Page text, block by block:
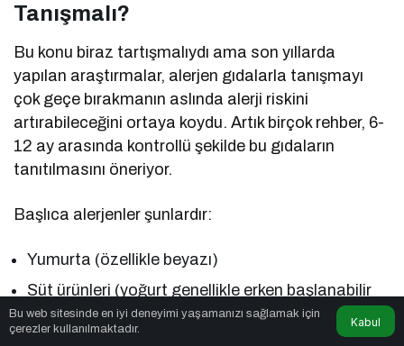
Tanışmalı?
Bu konu biraz tartışmalıydı ama son yıllarda
yapılan araştırmalar, alerjen gıdalarla tanışmayı
çok geçe bırakmanın aslında alerji riskini
artırabileceğini ortaya koydu. Artık birçok rehber, 6-
12 ay arasında kontrollü şekilde bu gıdaların
tanıtılmasını öneriyor.
Başlıca alerjenler şunlardır:
Yumurta (özellikle beyazı)
Süt ürünleri (yoğurt genellikle erken başlanabilir
ama peynir ve inek sütü dikkatle)
Bu web sitesinde en iyi deneyimi yaşamanızı sağlamak için
çerezler kullanılmaktadır.
Kabul